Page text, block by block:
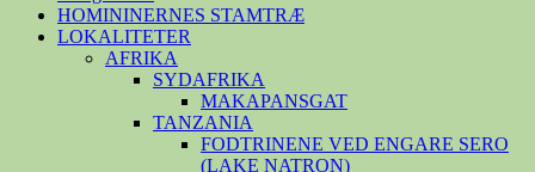
HOMININERNES STAMTRÆ
LOKALITETER
AFRIKA
SYDAFRIKA
MAKAPANSGAT
TANZANIA
FODTRINENE VED ENGARE SERO
(LAKE NATRON)